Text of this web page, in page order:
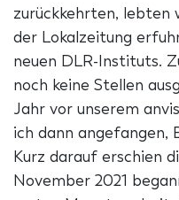
zurückkehrten, lebten
der Lokalzeitung
neuen DLR-Instituts.
noch keine Stellen
Jahr vor unserem
ich dann angefangen,
Kurz darauf erschien
November 2021